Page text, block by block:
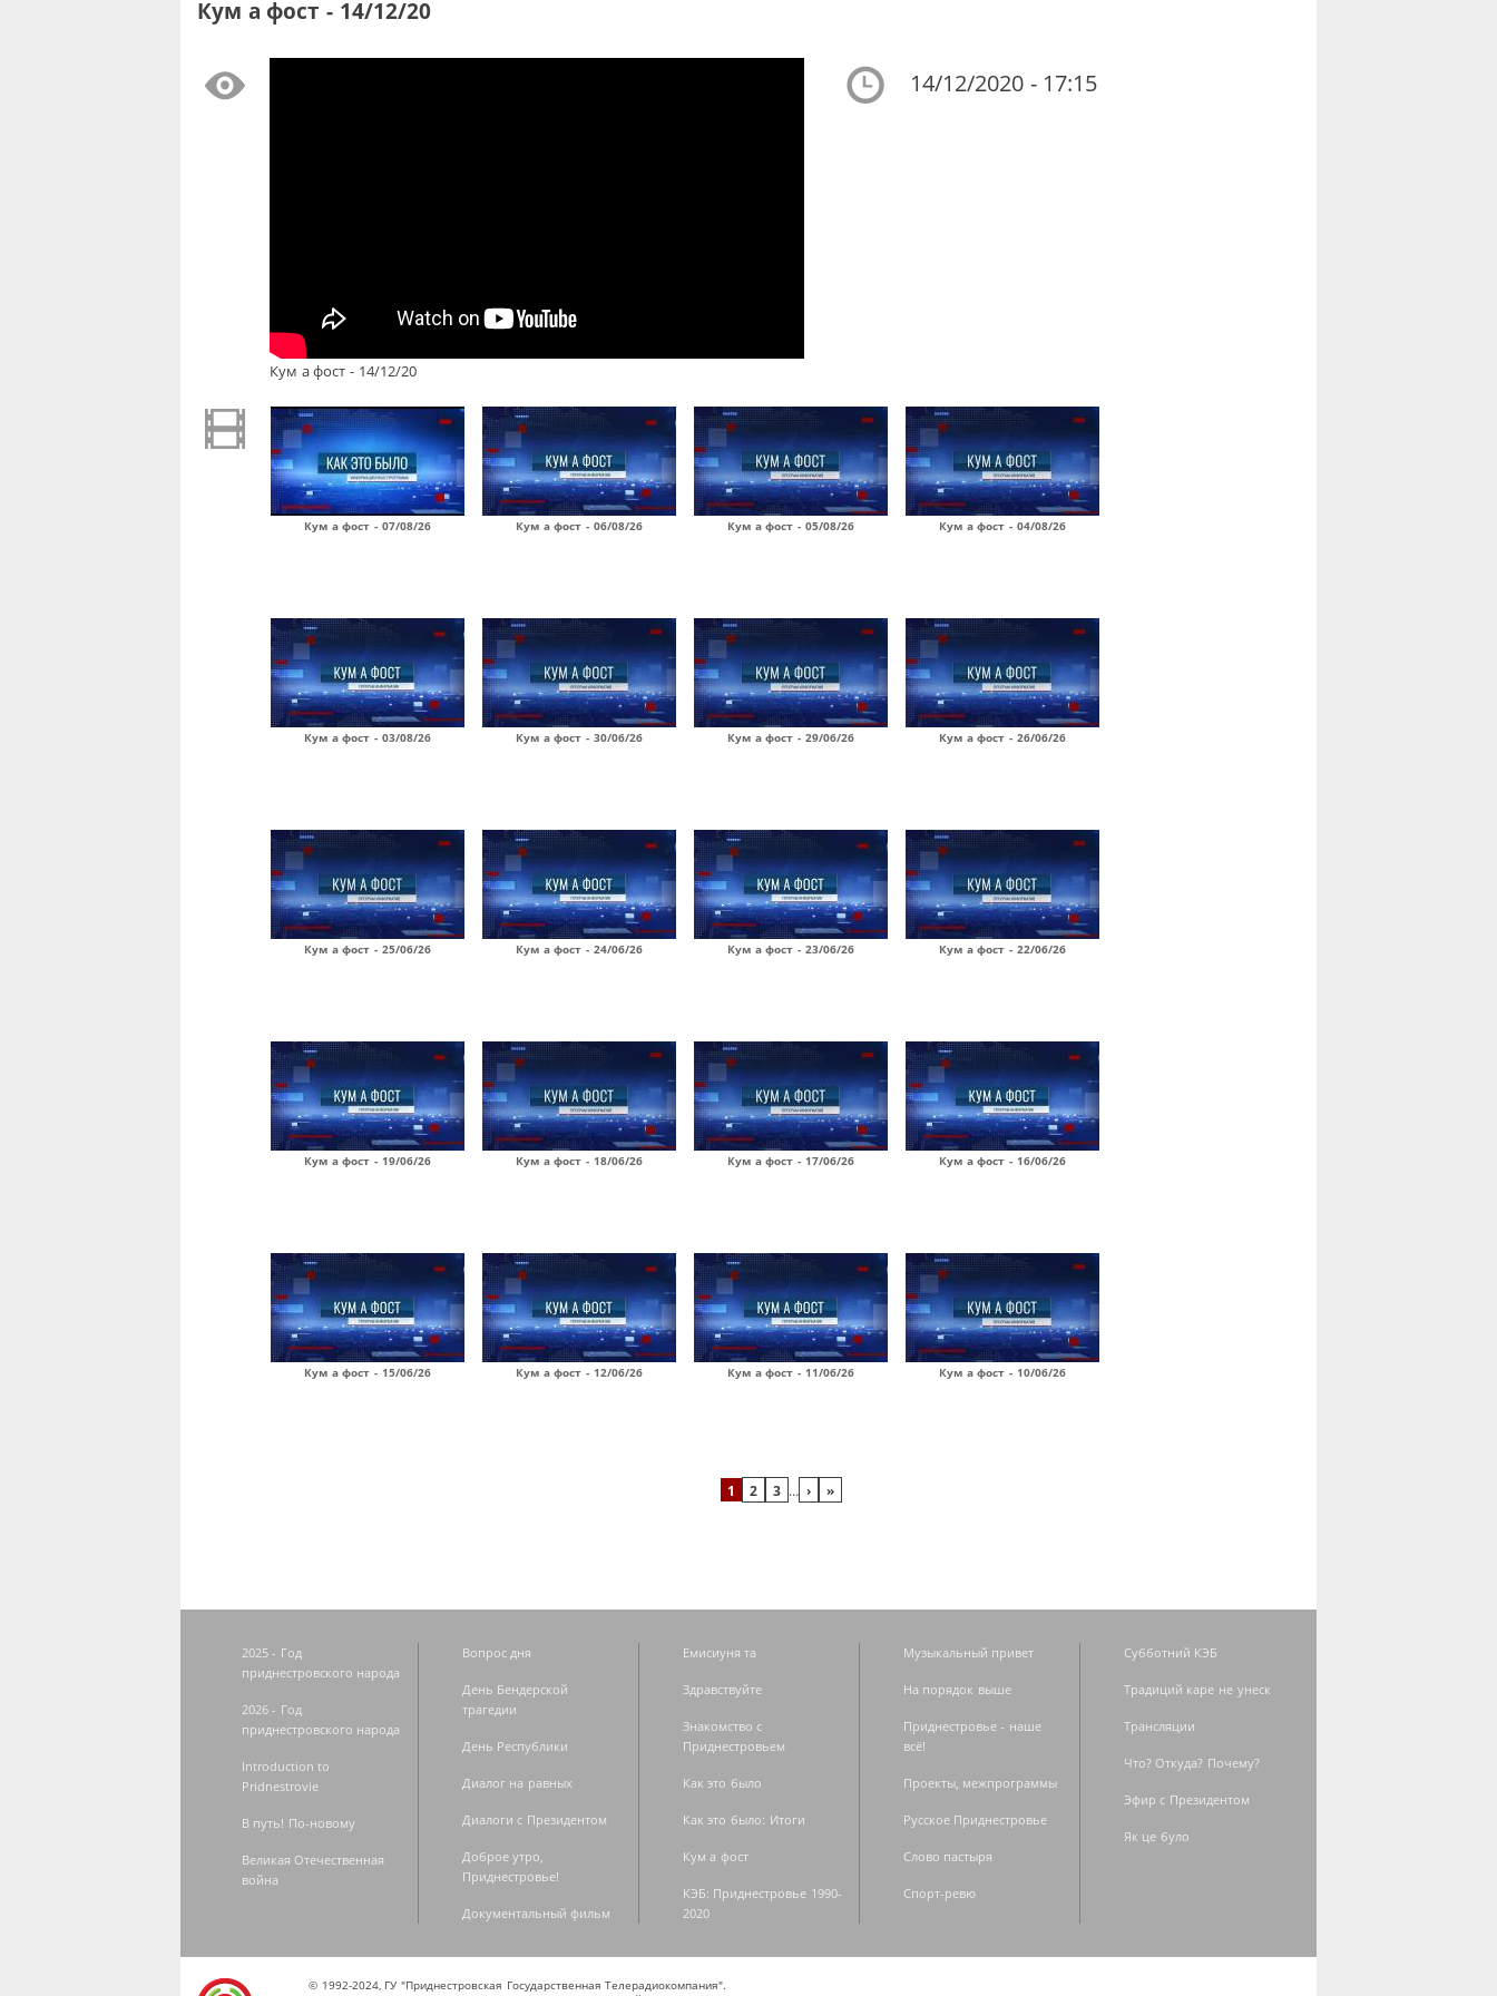
Кум а фост - 14/12/20
Кум а фост - 14/12/20
14/12/2020 - 17:15
Кум а фост - 07/08/26 Кум а фост - 06/08/26 Кум а фост - 05/08/26 Кум а фост - 04/08/26
Кум а фост - 03/08/26 Кум а фост - 30/06/26 Кум а фост - 29/06/26 Кум а фост - 26/06/26
Кум а фост - 25/06/26 Кум а фост - 24/06/26 Кум а фост - 23/06/26 Кум а фост - 22/06/26
Кум а фост - 19/06/26 Кум а фост - 18/06/26 Кум а фост - 17/06/26 Кум а фост - 16/06/26
Кум а фост - 15/06/26 Кум а фост - 12/06/26 Кум а фост - 11/06/26 Кум а фост - 10/06/26
1 2 3 … › »
2025 - Год
приднестровского народа
2026 - Год
приднестровского народа
Introduction to
Pridnestrovie
В путь! По-новому
Великая Отечественная
война
Вопрос дня
День Бендерской
трагедии
День Республики
Диалог на равных
Диалоги с Президентом
Доброе утро,
Приднестровье!
Документальный фильм
Емисиуня та
Здравствуйте
Знакомство с
Приднестровьем
Как это было
Как это было: Итоги
Кум а фост
КЭБ: Приднестровье 1990-
2020
Музыкальный привет
На порядок выше
Приднестровье - наше
всё!
Проекты, межпрограммы
Русское Приднестровье
Слово пастыря
Спорт-ревю
Субботний КЭБ
Традиций каре не унеск
Трансляции
Что? Откуда? Почему?
Эфир с Президентом
Як це було
© 1992-2024, ГУ "Приднестровская Государственная Телерадиокомпания".